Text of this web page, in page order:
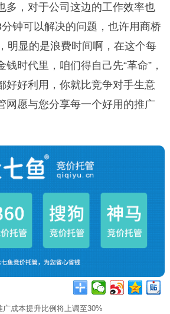
多，对于公司这边的工作效率也
钟可以解决的问题，也许用商桥
明显的是浪费时间啊，在这个每
时代里，咱们得自己先“革命”，
好好利用，你就比竞争对手生意
网愿与您分享每一个好用的推广
成本提升比例将上调至30%